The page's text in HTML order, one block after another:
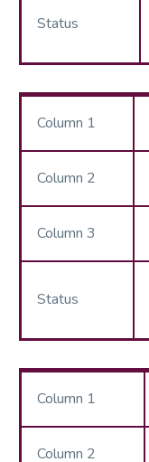
Status
Column 1
Column 2
Column 3
Status
Column 1
Column 2